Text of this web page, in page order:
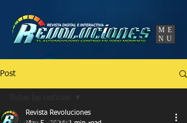
ME
NU
Post
Revista Revoluciones